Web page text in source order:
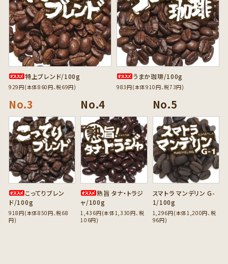
特上ブレンド/100g
929円(本体860円、税69円)
うまか珈琲/100g
983円(本体910円、税73円)
こってりブレン
ド/100g
918円(本体850円、税68
円)
favorite
熟旨 タナ・トラジ
ャ/100g
1,436円(本体1,330円、税
106円)
favorite
スマトラ マンデリン G-
1/100g
1,296円(本体1,200円、税
96円)
favorite